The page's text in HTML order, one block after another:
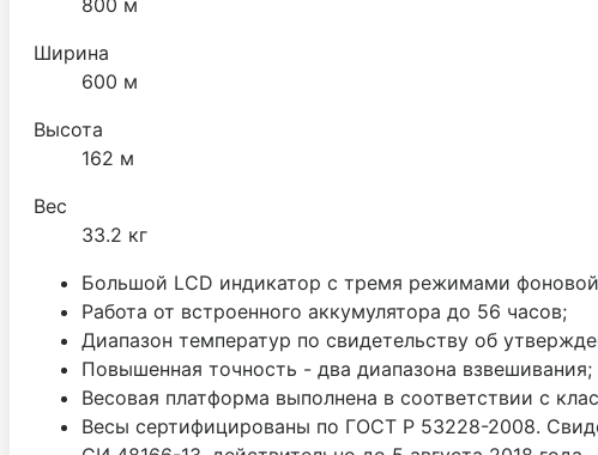
Ширина
600 м
Высота
162 м
Вес
33.2 кг
Большой LCD индикатор с тремя режимами
Работа от встроенного аккумулятора до 56 часов;
Диапазон температур по свидетельству об
Повышенная точность - два диапазона взвешивания;
Весовая платформа выполнена в соответствии с
Весы сертифицированы по ГОСТ P 53228-2008.